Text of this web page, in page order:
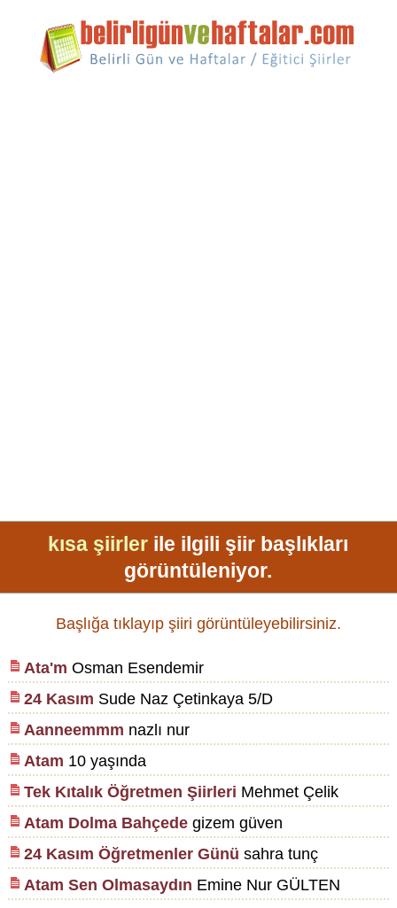
kısa şiirler ile ilgili şiir başlıkları
görüntüleniyor.
Başlığa tıklayıp şiiri görüntüleyebilirsiniz.
Ata'm Osman Esendemir
24 Kasım Sude Naz Çetinkaya 5/D
Aanneemmm nazlı nur
Atam 10 yaşında
Tek Kıtalık Öğretmen Şiirleri Mehmet Çelik
Atam Dolma Bahçedegizem güven
24 Kasım Öğretmenler Günü sahra tunç
Atam Sen Olmasaydın Emine Nur GÜLTEN